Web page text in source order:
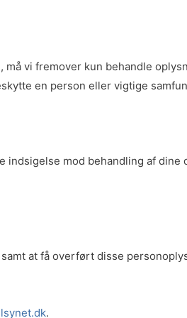
vi fremover kun behandle
en person eller vigtige
mod behandling af dine
at få overført disse
.